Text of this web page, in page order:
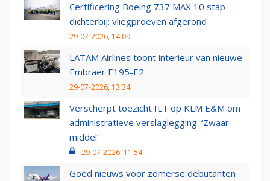
Certificering Boeing 737 MAX 10 stap
dichterbij: vliegproeven afgerond
29-07-2026, 14:09
LATAM Airlines toont interieur van nieuwe
Embraer E195-E2
29-07-2026, 13:34
Verscherpt toezicht ILT op KLM E&M om
administratieve verslaglegging: ‘Zwaar
middel’
29-07-2026, 11:54
Goed nieuws voor zomerse debutanten